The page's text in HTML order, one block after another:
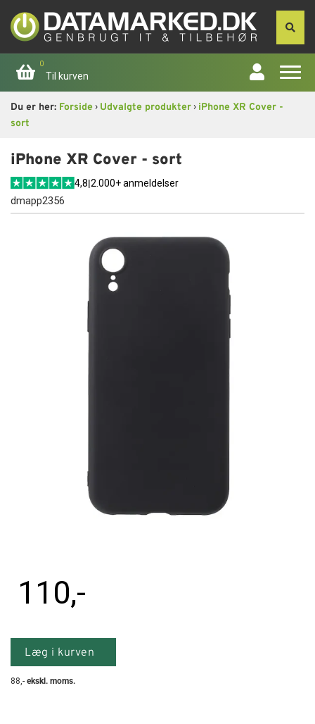
0
Til kurven
Forside
Apple
Computer
>>BACK-2-SCHOOL<<
Du er her: Forside› Udvalgte produkter› iPhone XR Cover -
sort
iPhone XR Cover - sort
4,8|2.000+ anmeldelser
dmapp2356
110,-
Læg i kurven
88,- ekskl. moms.